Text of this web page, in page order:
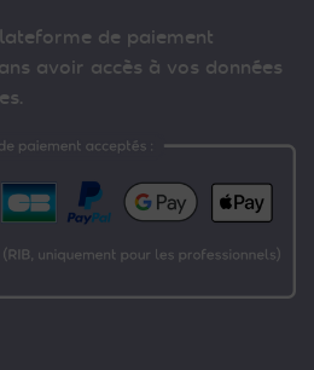
de paiement
avoir accès à vos données